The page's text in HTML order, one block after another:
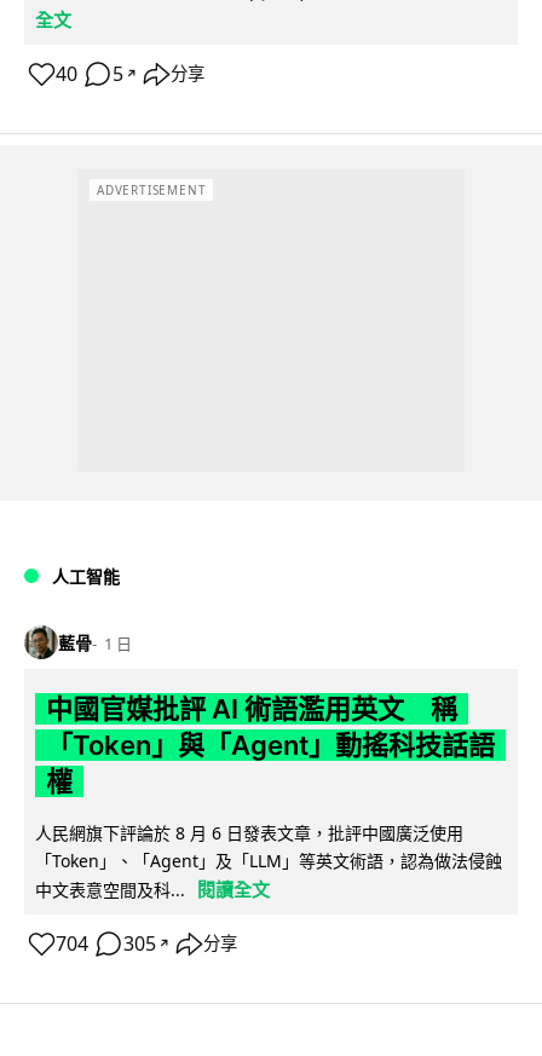
全文
40 5 ↗ 分享
ADVERTISEMENT
人工智能
藍骨 1 日
中國官媒批評 AI 術語濫用英文 稱
「Token」與「Agent」動搖科技話語
權
人民網旗下評論於 8 月 6 日發表文章，批評中國廣泛使用
「Token」、「Agent」及「LLM」等英文術語，認為做法侵蝕
中文表意空間及科...
閱讀全文
704 305 ↗ 分享